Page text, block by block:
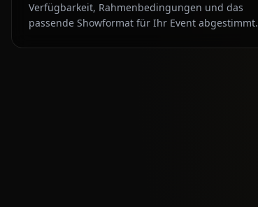
Verfügbarkeit, Rahmenbedingungen und das
passende Showformat für Ihr Event abgestimmt.